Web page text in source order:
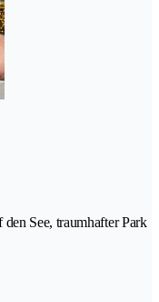
See, traumhafter Park